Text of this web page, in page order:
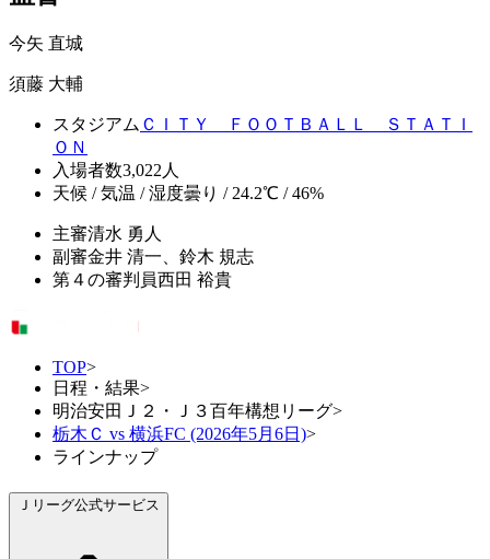
今矢 直城
須藤 大輔
スタジアム ＣＩＴＹ ＦＯＯＴＢＡＬＬ ＳＴＡＴＩ
ＯＮ
入場者数3,022人
天候 / 気温 / 湿度曇り / 24.2℃ / 46%
主審清水 勇人
副審金井 清一、鈴木 規志
第４の審判員西田 裕貴
TOP>
日程・結果>
明治安田Ｊ２・Ｊ３百年構想リーグ>
栃木Ｃ vs 横浜FC (2026年5月6日)>
ラインナップ
Ｊリーグ公式サービス